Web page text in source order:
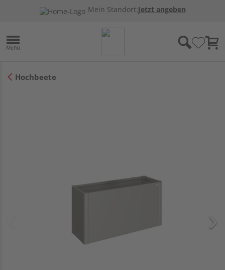
Mein Standort:Jetzt angeben
Hochbeete